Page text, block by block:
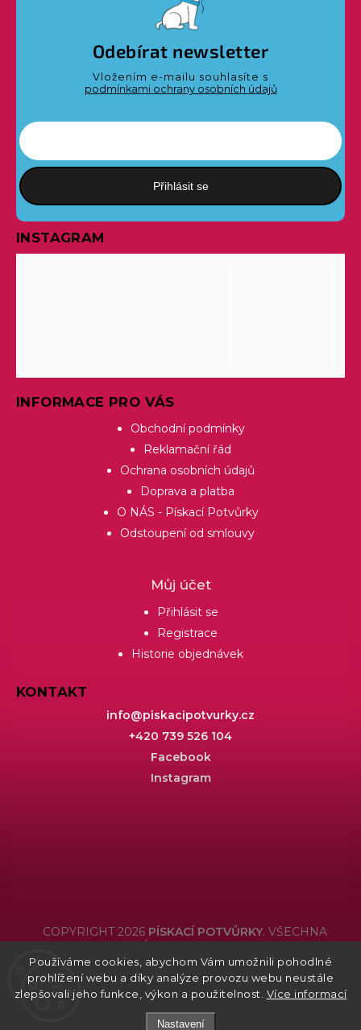
Používáme cookies, abychom Vám umožnili pohodlné
prohlížení webu a díky analýze provozu webu neustále
zlepšovali jeho funkce, výkon a použitelnost. Více informací
Nastavení
Odebírat newsletter
Vložením e-mailu souhlasíte s
podmínkami ochrany osobních údajů
Přihlásit se
INSTAGRAM
INFORMACE PRO VÁS
Obchodní podmínky
Reklamační řád
Ochrana osobních údajů
Doprava a platba
O NÁS - Pískací Potvůrky
Odstoupení od smlouvy
Můj účet
Přihlásit se
Registrace
Historie objednávek
KONTAKT
info@piskacipotvurky.cz
+420 739 526 104
Facebook
Instagram
COPYRIGHT 2026 PÍSKACÍ POTVŮRKY. VŠECHNA
PRÁVA VYHRAZENA.
Grafický návrh vytvořil a nakódoval Shoptak.cz